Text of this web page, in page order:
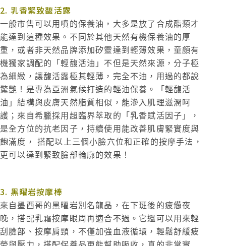
2. 乳香緊致馥活露
一般市售可以用噴的保養油，大多是放了合成酯類才
能達到這種效果。不同於其他天然有機保養油的厚
重，或者非天然品牌添加矽靈達到輕薄效果，童顏有
機獨家調配的「輕馥活油」不但是天然來源，分子極
為細緻，讓馥活露極其輕薄，完全不油，用過的都說
驚艷！是專為亞洲氣候打造的輕油保養。「輕馥活
油」結構與皮膚天然脂質相似，能滲入肌理滋潤呵
護；來自希臘採用超臨界萃取的「乳香賦活因子」，
是全方位的抗老因子，持續使用能改善肌膚緊實度與
飽滿度， 搭配以上三個小臉穴位和正確的按摩手法，
更可以達到緊致臉部輪廓的效果！
3. 黑曜岩按摩棒
來自墨西哥的黑曜岩別名龍晶，在下班後的疲憊夜
晚，搭配乳霜按摩眼周再適合不過。它還可以用來輕
刮臉部、按摩肩頸，不僅加強血液循環，輕鬆舒緩疲